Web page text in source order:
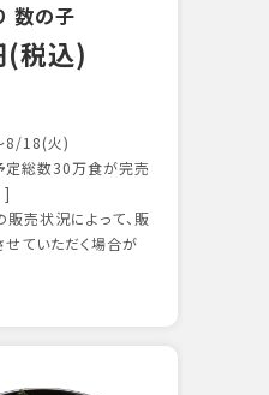
数の子
税込)
8/18(火)
定総数30万食が完売
]
売状況によって、販
ていただく場合が